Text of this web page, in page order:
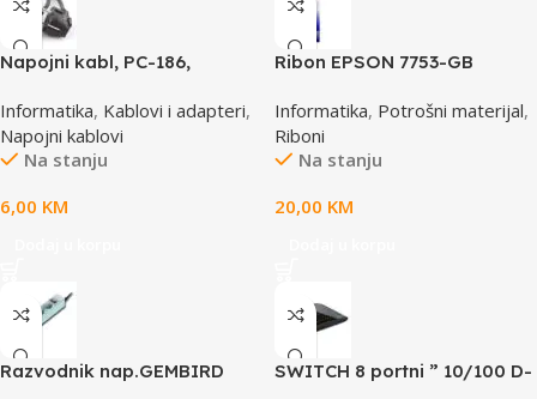
Napojni kabl, PC-186,
Informatika, Kablovi i adapteri,
Napojni kablovi
Na stanju
6,00 KM
Ribon EPSON 7753-GB
/4X0/5X0/8X0 (A4)S015633
Informatika, Potrošni materijal,
Riboni
Na stanju
20,00 KM
Razvodnik nap.GEMBIRD
SWITCH 8 portni ” 10/100 D-